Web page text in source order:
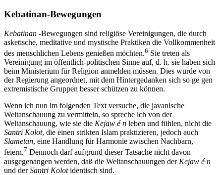
Kebatinan-Bewegungen
Kebatinan -Bewegungen sind religiöse Vereinigungen, die durch
asketische, meditative und mystische Praktiken die Vollkommenheit
des menschlichen Lebens genießen möchten.6 Sie treten als
Vereinigung im öffentlich-politischen Sinne auf, d. h. sie haben sich
beim Ministerium für Religion anmelden müssen. Dies wurde von
der Regierung angeordnet, mit dem Hintergedanken sich so ge gen
extremistische Gruppen besser schützen zu können.
Wenn ich nun im folgenden Text versuche, die javanische
Weltanschauung zu vermitteln, so spreche ich von der
Weltanschauung, wie sie die Kejaw é n leben und fühlen, nicht die
Santri Kolot, die einen strikten Islam praktizieren, jedoch auch
Slametan, eine Handlung für Harmonie zwischen Nachbarn,
feiern.7 Dennoch darf aufgrund dieser Tatsache nicht davon
ausgegenangen werden, daß die Weltanschauungen der Kejaw é n
und derSantri Kolotidentisch sind.